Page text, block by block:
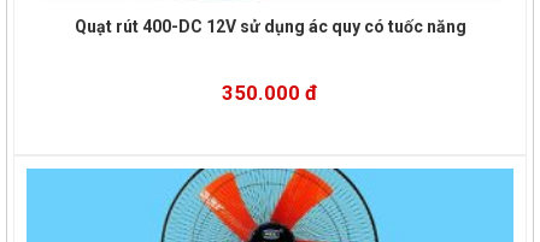
Quạt rút 400-DC 12V sử dụng ác quy có tuốc năng
350.000 đ